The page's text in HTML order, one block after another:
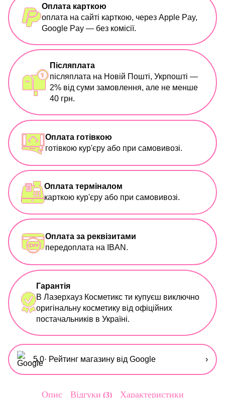
Оплата карткою
оплата на сайті карткою, через Apple Pay,
Google Pay — без комісії.
Післяплата
післяплата на Новій Пошті, Укрпошті —
2% від суми замовлення, але не менше
40 грн.
Оплата готівкою
готівкою кур'єру або при самовивозі.
Оплата терміналом
карткою кур'єру або при самовивозі.
Оплата за реквізитами
передоплата на IBAN.
Гарантія
В Лазерхауз Косметикс ти купуєш виключно
оригінальну косметику від офіційних
постачальників в Україні.
5,0· Рейтинг магазину від Google ›
Опис Відгуки 3 Характеристики